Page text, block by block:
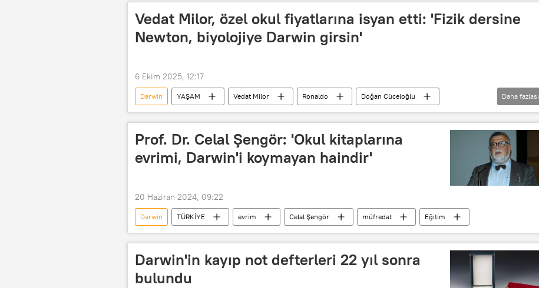
Vedat Milor, özel okul fiyatlarına isyan etti: 'Fizik dersine
Newton, biyolojiye Darwin girsin'
6 Ekim 2025, 12:17
Darwin YAŞAM Vedat Milor Ronaldo
Doğan Cüceloğlu
Özel okul
özel okul fiyatları özel okul ücretleri
Daha fazlası
Prof. Dr. Celal Şengör: 'Okul kitaplarına
evrimi, Darwin'i koymayan haindir'
20 Haziran 2024, 09:22
Darwin TÜRKİYE evrim Celal Şengör müfredat Eğitim
Darwin'in kayıp not defterleri 22 yıl sonra
bulundu